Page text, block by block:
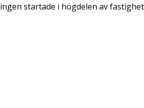
startade i högdelen av